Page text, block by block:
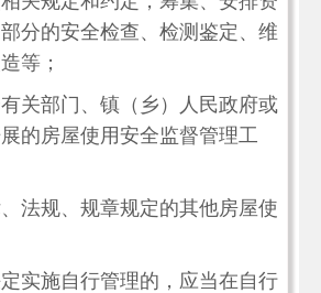
分的安全检查、检测鉴定、维
等；
有关部门、镇（乡）人民政府或
的房屋使用安全监督管理工
、法规、规章规定的其他房屋使
实施自行管理的，应当在自行